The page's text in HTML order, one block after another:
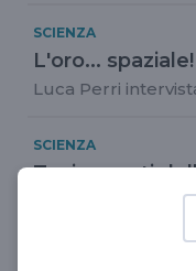
SCIENZA
L'oro... spaziale!
Luca Perri
SCIENZA
Tra i segreti
Walter Cugno,